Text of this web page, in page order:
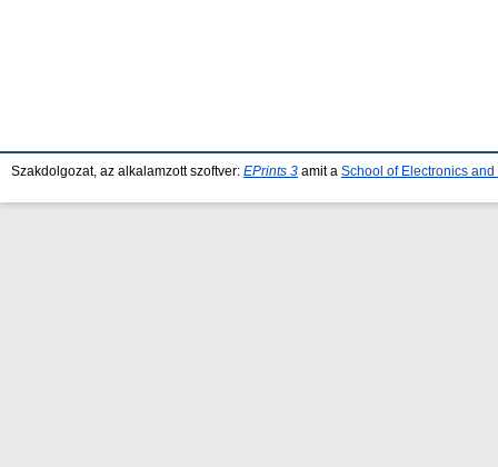
Szakdolgozat, az alkalamzott szoftver: EPrints 3 amit a School of Electronics